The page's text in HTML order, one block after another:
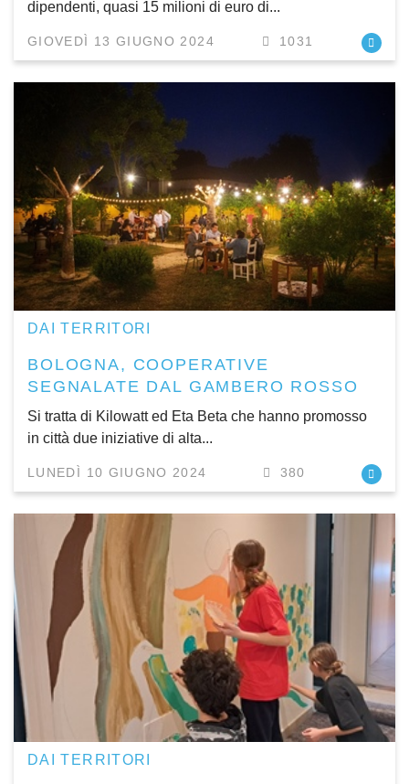
dipendenti, quasi 15 milioni di euro di...
GIOVEDÌ 13 GIUGNO 2024 1031
DAI TERRITORI
BOLOGNA, COOPERATIVE
SEGNALATE DAL GAMBERO ROSSO
Si tratta di Kilowatt ed Eta Beta che hanno promosso
in città due iniziative di alta...
LUNEDÌ 10 GIUGNO 2024 380
DAI TERRITORI